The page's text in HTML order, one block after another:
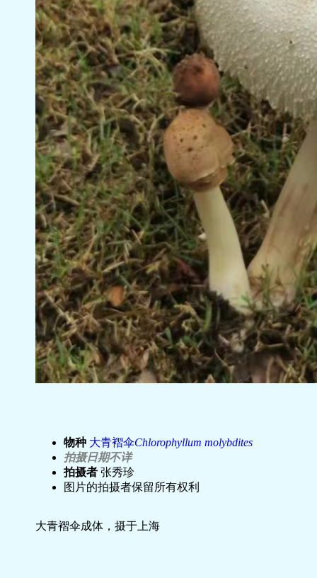
物种 大青褶伞Chlorophyllum molybdites
拍摄日期不详
拍摄者 张秀珍
图片的拍摄者保留所有权利
大青褶伞成体，摄于上海